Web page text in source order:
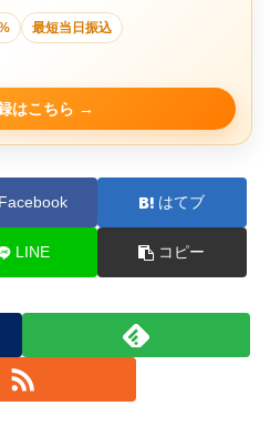
最短当日振込
はこちら
Facebook はてブ
LINE コピー